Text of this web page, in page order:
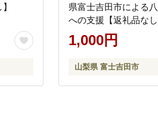
県富士吉田市による
への支援【返礼品なし
1,000円
山梨県 富士吉田市